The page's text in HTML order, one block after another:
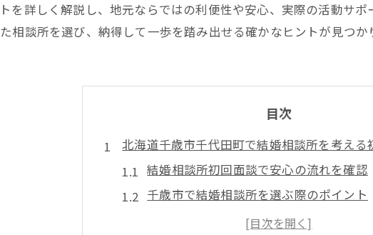
を詳しく解説し、地元ならではの利便性や安心、実際の活動サ
相談所を選び、納得して一歩を踏み出せる確かなヒントが見つか
目次
北海道千歳市千代田町で結婚相談所を考える
結婚相談所初回面談で安心の流れを確認
千歳市で結婚相談所を選ぶ際のポイント
結婚相談所の面談が婚活成功の第一歩に